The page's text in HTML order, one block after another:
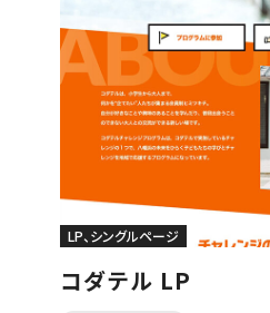
LP、シングルページ
コダテル LP